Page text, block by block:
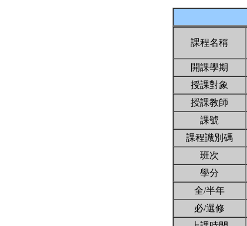
課程名稱
開課學期
授課對象
授課教師
課號
課程識別碼
班次
學分
全/半年
必/選修